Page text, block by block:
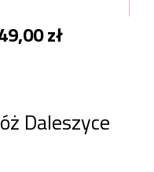
zł
Daleszyce